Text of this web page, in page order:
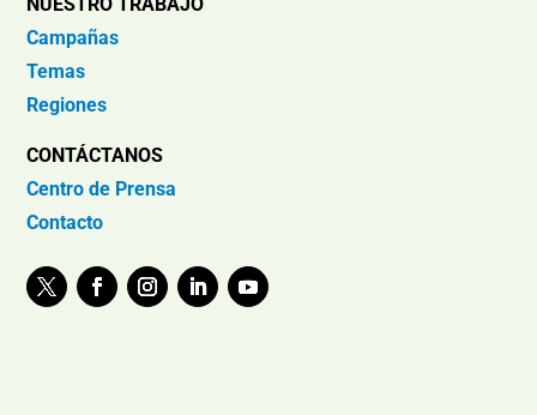
Campañas
Temas
Regiones
CONTÁCTANOS
Centro de Prensa
Contacto